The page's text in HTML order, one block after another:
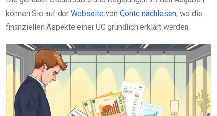
können Sie auf der Webseite von Qonto nachlesen, wo die
finanziellen Aspekte einer UG gründlich erklärt werden.